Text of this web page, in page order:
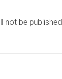
not be published.